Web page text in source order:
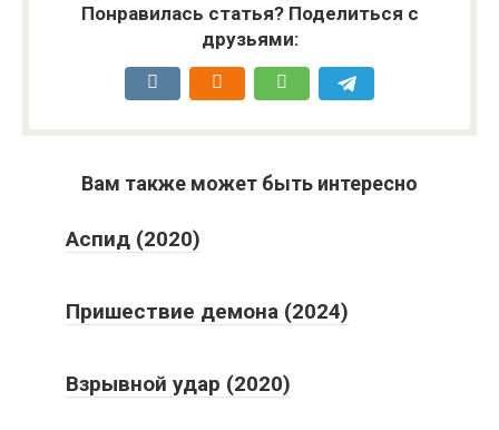
Понравилась статья? Поделиться с
друзьями:
Вам также может быть интересно
Аспид (2020)
Пришествие демона (2024)
Взрывной удар (2020)